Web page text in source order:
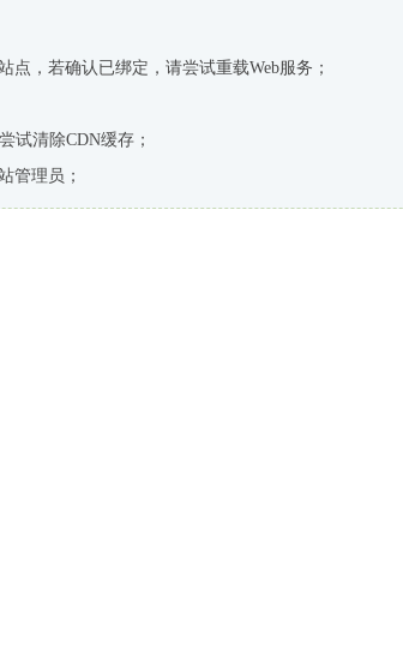
点，若确认已绑定，请尝试重载Web服务；
试清除CDN缓存；
管理员；